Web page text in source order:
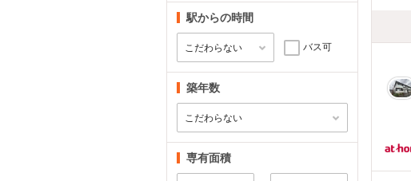
駅からの時間
バス可
築年数
専有面積